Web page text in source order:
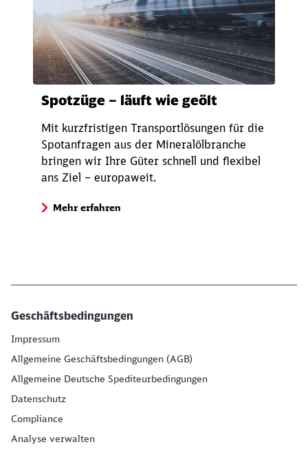
Spotzüge – läuft wie geölt
Mit kurzfristigen Transportlösungen für die
Spotanfragen aus der Mineralölbranche
bringen wir Ihre Güter schnell und flexibel
ans Ziel – europaweit.
Mehr erfahren
Geschäftsbedingungen
Impressum
Allgemeine Geschäftsbedingungen (AGB)
Allgemeine Deutsche Spediteurbedingungen
Datenschutz
Compliance
Analyse verwalten